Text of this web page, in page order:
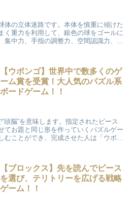
体の立体迷路です。本体を慎重に傾けた
く重力を利用して、銀色の球をゴールに
集中力、手指の調整力、空間認識力、根
ク」「ポータル」があり、その他にも
「ツイスト」などの商品があります。
【ウボンゴ】世界中で数多くのゲ
ーム賞を受賞！大人気のパズル系
ボードゲーム！！
頭脳”を意味します。指定されたピース
てお題と同じ形を作っていくパズルゲー
むことができ、完成させた人は「ウボン
【ブロックス】先を読んでピース
を選び、テリトリーを広げる戦略
ゲーム！！